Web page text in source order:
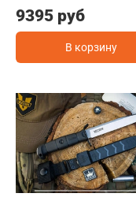
9395 руб
В корзину